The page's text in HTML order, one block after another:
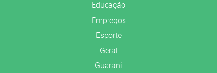
Educação
Empregos
Esporte
Geral
Guarani